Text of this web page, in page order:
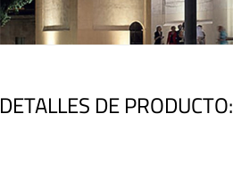
DETALLES DE PRODUCTO: